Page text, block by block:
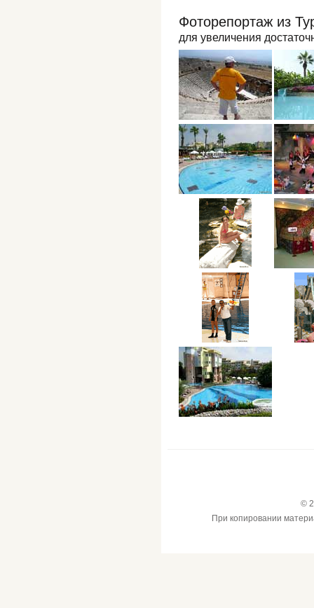
Фоторепортаж из
для увеличения
©
При копировании